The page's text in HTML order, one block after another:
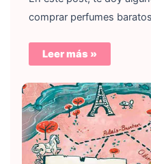
comprar perfumes
Leer más »